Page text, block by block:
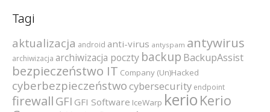
Tagi
aktualizacja android anti-virus antyspam antywirus
archiwizacja archiwizacja poczty backup BackupAssist
bezpieczeństwo IT Company (Un)Hacked
cyberbezpieczeństwocybersecurity endpoint
firewall GFI GFI Software IceWarp kerio Kerio